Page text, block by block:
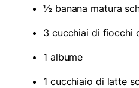
½ banana matura
3 cucchiai di fiocchi
1 albume
1 cucchiaio di latte